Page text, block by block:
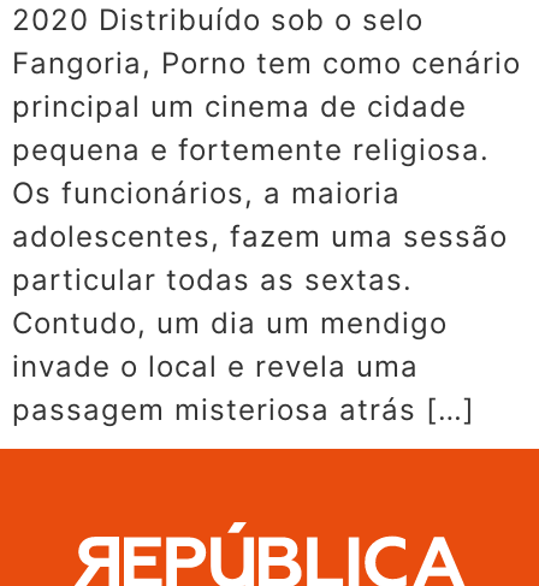
2020 Distribuído sob o selo
Fangoria, Porno tem como cenário
principal um cinema de cidade
pequena e fortemente religiosa.
Os funcionários, a maioria
adolescentes, fazem uma sessão
particular todas as sextas.
Contudo, um dia um mendigo
invade o local e revela uma
passagem misteriosa atrás […]